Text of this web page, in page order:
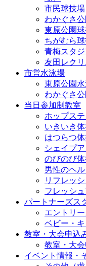
市民球技場
わかぐさ
東原公園
ちがむら
青梅スタジ
友田レク
市営水泳場
東原公園
わかぐさ
当日参加制教室
ホップス
いきいき
はつらつ
シェイプ
のびのび
男性のヘ
リフレッ
フレッシ
パートナーズス
エントリ
ベビー・
教室・大会申込
教室・大
イベント情報・